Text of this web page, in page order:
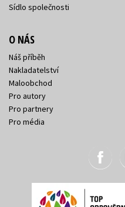
Sídlo společnosti
O NÁS
Náš příběh
Nakladatelství
Maloobchod
Pro autory
Pro partnery
Pro média